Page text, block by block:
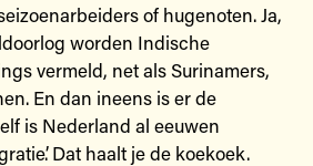
of hugenoten. Ja,
worden Indische
vermeld, net als Surinamers,
En dan ineens is er de
is Nederland al eeuwen
Dat haalt je de koekoek.